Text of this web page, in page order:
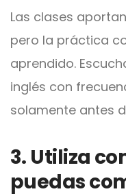
Las clases
pero la práctica
aprendido.
inglés con
solamente antes
3. Utiliza
puedas